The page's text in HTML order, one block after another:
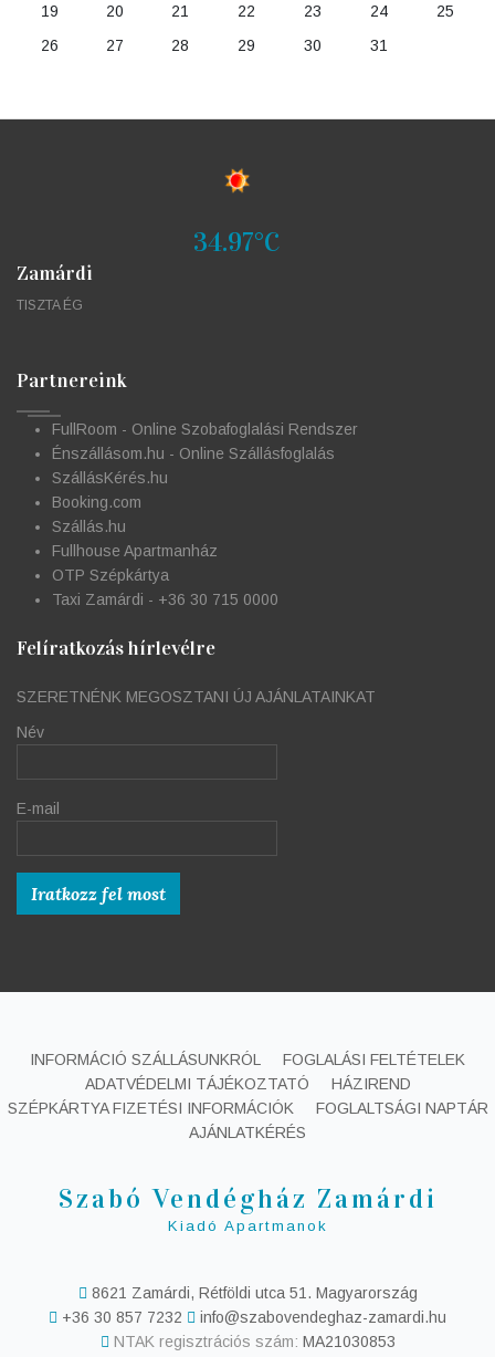
19
20 21 22 23 24
25
26
27 28 29 30 31
34.97°C
Zamárdi
TISZTA ÉG
Partnereink
FullRoom - Online Szobafoglalási Rendszer
Énszállásom.hu - Online Szállásfoglalás
SzállásKérés.hu
Booking.com
Szállás.hu
Fullhouse Apartmanház
OTP Szépkártya
Taxi Zamárdi - +36 30 715 0000
Felíratkozás hírlevélre
SZERETNÉNK MEGOSZTANI ÚJ AJÁNLATAINKAT
Név
E-mail
INFORMÁCIÓ SZÁLLÁSUNKRÓL
FOGLALÁSI FELTÉTELEK
ADATVÉDELMI TÁJÉKOZTATÓ
HÁZIREND
SZÉPKÁRTYA FIZETÉSI INFORMÁCIÓK
FOGLALTSÁGI NAPTÁR
AJÁNLATKÉRÉS
Szabó Vendégház Zamárdi
Kiadó Apartmanok
8621 Zamárdi, Rétföldi utca 51. Magyarország
+36 30 857 7232
info@szabovendeghaz-zamardi.hu
NTAK regisztrációs szám: MA21030853